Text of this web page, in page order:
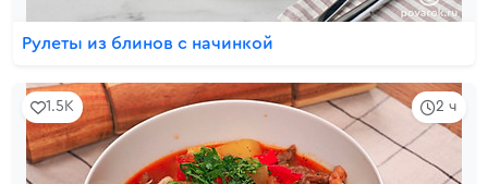
Рулеты из блинов с начинкой
2 ч
1.5K